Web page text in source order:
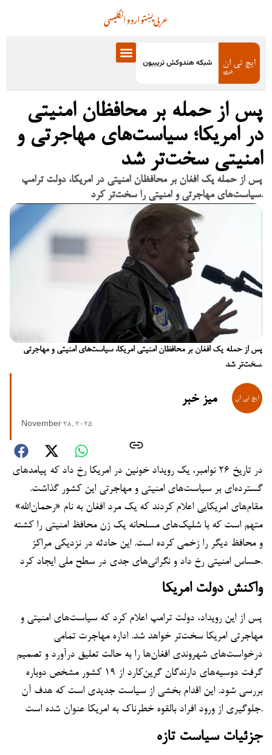
انگلیسیاردوپښتوعربی
پس از حمله بر محافظان امنیتی
در امریکا؛ سیاست‌های مهاجرتی و
امنیتی سخت‌تر شد
پس از حمله یک افغان بر محافظان امنیتی در امریکا، دولت ترامپ
سیاست‌های مهاجرتی و امنیتی را سخت‌تر کرد.
پس از حمله یک افغان بر محافظان امنیتی امریکا، سیاست‌های امنیتی و مهاجرتی
سخت‌تر شد.
میز خبر
November 28, 2025
در تاریخ ۲۶ نوامبر، یک رویداد خونین در امریکا رخ داد که پیامدهای
گسترده‌ای بر سیاست‌های امنیتی و مهاجرتی این کشور گذاشت.
مقام‌های امریکایی اعلام کردند که یک مرد افغان به نام «رحمان‌الله»
متهم است که با شلیک‌های مسلحانه یک زن محافظ امنیتی را کشته
و محافظ دیگر را زخمی کرده است. این حادثه در نزدیکی مراکز
حساس امنیتی رخ داد و نگرانی‌های جدی در سطح ملی ایجاد کرد.
واکنش دولت امریکا
پس از این رویداد، دولت ترامپ اعلام کرد که سیاست‌های امنیتی و
مهاجرتی امریکا سخت‌تر خواهد شد. اداره مهاجرت تمامی
درخواست‌های شهروندی افغان‌ها را به حالت تعلیق درآورد و تصمیم
گرفت دوسیه‌های دارندگان گرین‌کارد از ۱۹ کشور مشخص دوباره
بررسی شود. این اقدام بخشی از سیاست جدیدی است که هدف آن
جلوگیری از ورود افراد بالقوه خطرناک به امریکا عنوان شده است.
جزئیات سیاست تازه